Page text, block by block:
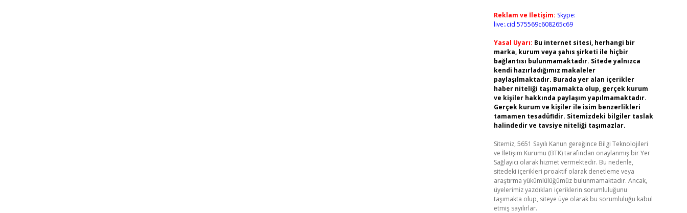
Reklam ve İletişim: Skype:
live:.cid.575569c608265c69
Yasal Uyarı: Bu internet sitesi, herhangi bir
marka, kurum veya şahıs şirketi ile hiçbir
bağlantısı bulunmamaktadır. Sitede yalnızca
kendi hazırladığımız makaleler
paylaşılmaktadır. Burada yer alan içerikler
haber niteliği taşımamakta olup, gerçek kurum
ve kişiler hakkında paylaşım yapılmamaktadır.
Gerçek kurum ve kişiler ile isim benzerlikleri
tamamen tesadüfidir. Sitemizdeki bilgiler taslak
halindedir ve tavsiye niteliği taşımazlar.
Sitemiz, 5651 Sayılı Kanun gereğince Bilgi Teknolojileri
ve İletişim Kurumu (BTK) tarafından onaylanmış bir Yer
Sağlayıcı olarak hizmet vermektedir. Bu nedenle,
sitedeki içerikleri proaktif olarak denetleme veya
araştırma yükümlülüğümüz bulunmamaktadır. Ancak,
üyelerimiz yazdıkları içeriklerin sorumluluğunu
taşımakta olup, siteye üye olarak bu sorumluluğu kabul
etmiş sayılırlar.